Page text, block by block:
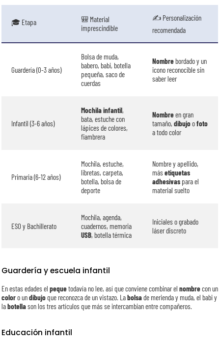
🎓 Etapa
🎒 Material
imprescindible
✍️ Personalización
recomendada
Guardería (0-3 años)
Bolsa de muda,
babero, babi, botella
pequeña, saco de
cuerdas
Nombre bordado y un
icono reconocible sin
saber leer
Infantil (3-6 años)
Mochila infantil,
bata, estuche con
lápices de colores,
fiambrera
Nombreen gran
tamaño,dibujoofoto
a todo color
Primaria (6-12 años)
Mochila, estuche,
libretas, carpeta,
botella, bolsa de
deporte
Nombre y apellido,
másetiquetas
adhesivas para el
material suelto
ESO y Bachillerato
Mochila, agenda,
cuadernos, memoria
USB, botella térmica
Iniciales o grabado
láser discreto
Guardería y escuela infantil
En estas edades elpequetodavía no lee, así que conviene combinar elnombrecon un
coloro undibujoque reconozca de un vistazo. Labolsade merienda y muda, el babi y
labotellason los tres artículos que más se intercambian entre compañeros.
Educación infantil